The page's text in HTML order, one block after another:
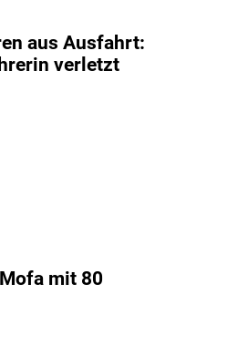
aus Ausfahrt:
verletzt
mit 80